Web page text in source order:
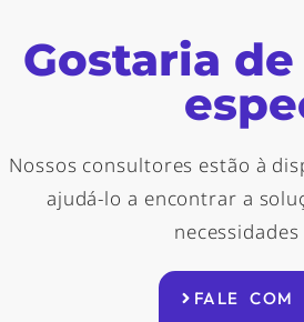
Gostaria
Nossos consultores estão à
ajudá-lo a encontrar a
FALE COM